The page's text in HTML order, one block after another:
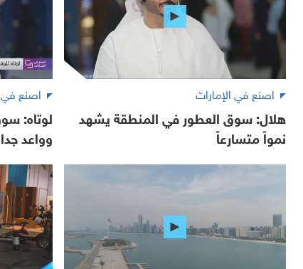
اصنع في الإمارات
هلال: سوق العطور في المنطقة يشهد
نمواً متسارعاً
اصنع في
لوتاه:
وواعد